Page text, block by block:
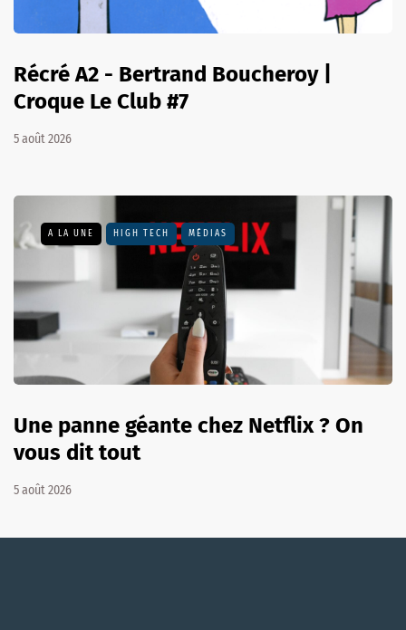
Récré A2 - Bertrand Boucheroy |
Croque Le Club #7
5 août 2026
A LA UNE HIGH TECH MÉDIAS
Une panne géante chez Netflix ? On
vous dit tout
5 août 2026